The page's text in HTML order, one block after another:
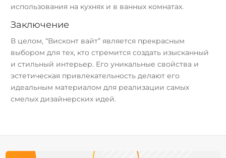
использования на кухнях и в ванных комнатах.
Заключение
В целом, “Висконт вайт” является прекрасным
выбором для тех, кто стремится создать изысканный
и стильный интерьер. Его уникальные свойства и
эстетическая привлекательность делают его
идеальным материалом для реализации самых
смелых дизайнерских идей.